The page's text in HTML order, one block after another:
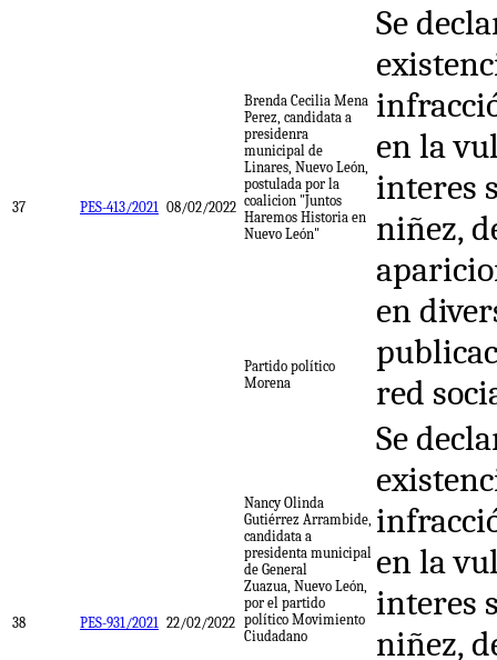
37 PES-413/2021 08/02/2022
Brenda Cecilia Mena
Perez, candidata a
presidenra
municipal de
Linares, Nuevo León,
postulada por la
coalicion "Juntos
Haremos Historia en
Nuevo León"
Se
en la
interes
niñez,
en
red
Partido político
Morena
38 PES-931/2021 22/02/2022
Nancy Olinda
Gutiérrez Arrambide,
candidata a
presidenta municipal
de General
Zuazua, Nuevo León,
por el partido
político Movimiento
Ciudadano
Se
en la
interes
niñez,